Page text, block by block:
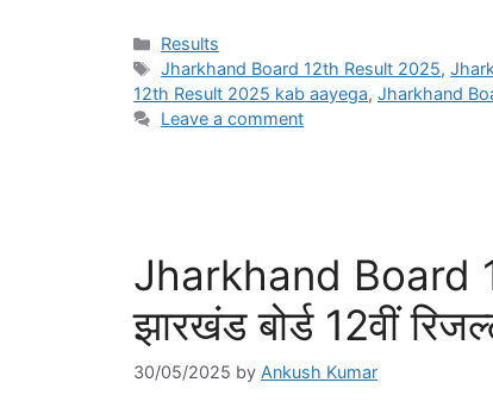
Categories
Results
Tags
Jharkhand Board 12th Result 2025,
12th Result 2025 kab aayega, Jharkhand
Leave a comment
Jharkhand Board
झारखंड बोर्ड 12वीं
30/05/2025 by Ankush Kumar